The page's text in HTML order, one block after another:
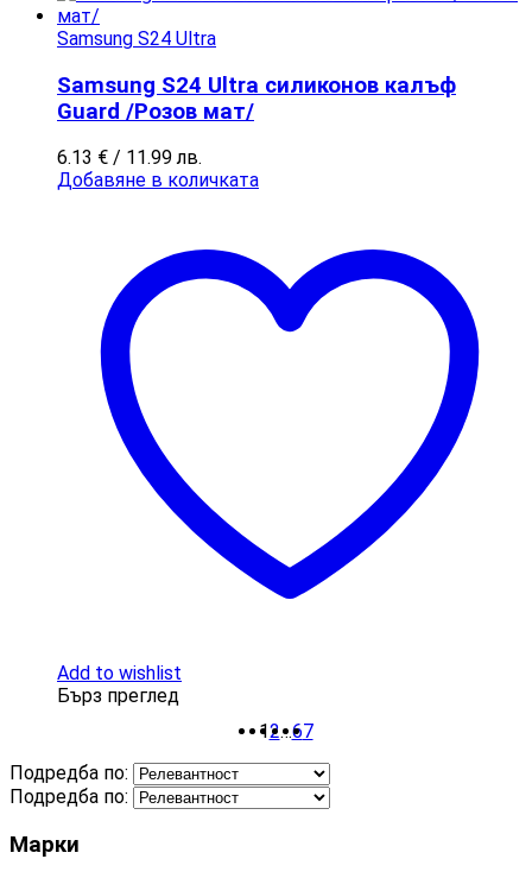
Samsung S24 Ultra
Samsung S24 Ultra силиконов калъф
Guard /Розов мат/
6.13 € / 11.99 лв.
Добавяне в количката
Add to wishlist
Бърз преглед
12…67
Подредба по:
Подредба по:
Марки